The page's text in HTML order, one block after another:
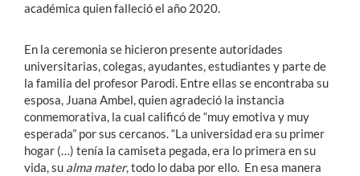
académica quien falleció el año 2020.
En la ceremonia se hicieron presente autoridades
universitarias, colegas, ayudantes, estudiantes y parte de
la familia del profesor Parodi. Entre ellas se encontraba su
esposa, Juana Ambel, quien agradeció la instancia
conmemorativa, la cual calificó de “muy emotiva y muy
esperada” por sus cercanos. “La universidad era su primer
hogar (…) tenía la camiseta pegada, era lo primera en su
vida, su alma mater, todo lo daba por ello. En esa manera